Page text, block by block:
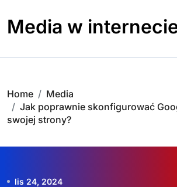
content
Media w
Home
Media
Jak poprawnie skonfigurować
swojej strony?
lis 24, 2024